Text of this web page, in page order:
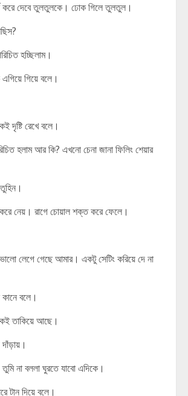
করে দেবে তুলতুলকে। ঢোক গিলে তুলতুল।
হচ্ছিলাম।
এগিয়ে গিয়ে বলে।
দৃষ্টি রেখে বলে।
হলাম আর কি? এখনো চেনা জানা ফিলিং শেয়ার
করে নেয়। রাগে চোয়াল শক্ত করে ফেলে।
লেগে গেছে আমার। একটু সেটিং করিয়ে দে না
কানে বলে।
তাকিয়ে আছে।
না বললা ঘুরতে যাবো এদিকে।
টান দিয়ে বলে।